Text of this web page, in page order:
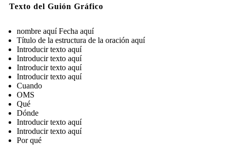
Texto del Guión Gráfico
nombre aquí Fecha aquí
Título de la estructura de la oración aquí
Introducir texto aquí
Introducir texto aquí
Introducir texto aquí
Introducir texto aquí
Cuando
OMS
Qué
Dónde
Introducir texto aquí
Introducir texto aquí
Por qué